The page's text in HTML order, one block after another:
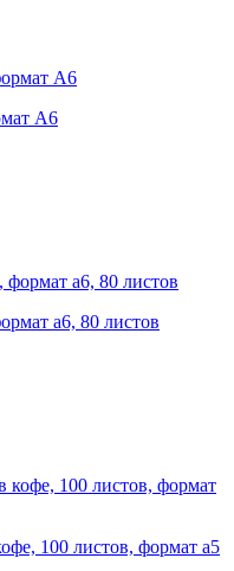
А6
а6, 80 листов
100 листов, формат а5